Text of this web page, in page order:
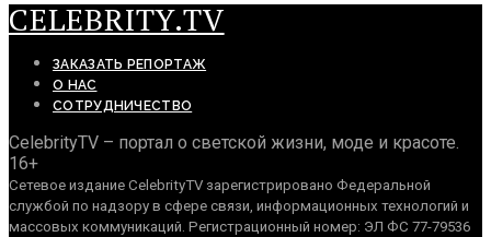
CELEBRITY.TV
ЗАКАЗАТЬ РЕПОРТАЖ
О НАС
СОТРУДНИЧЕСТВО
CelebrityTV – портал о светской жизни, моде и красоте.
16+
Сетевое издание CelebrityTV зарегистрировано Федеральной
службой по надзору в сфере связи, информационных технологий и
массовых коммуникаций. Регистрационный номер: ЭЛ ФС 77-79536